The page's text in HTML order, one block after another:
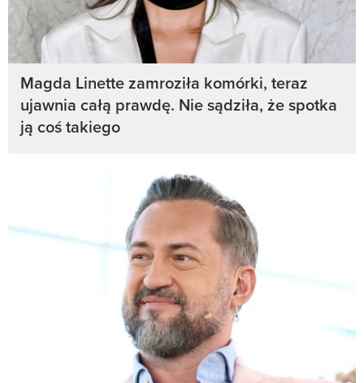
Magda Linette zamroziła komórki, teraz
ujawnia całą prawdę. Nie sądziła, że spotka
ją coś takiego